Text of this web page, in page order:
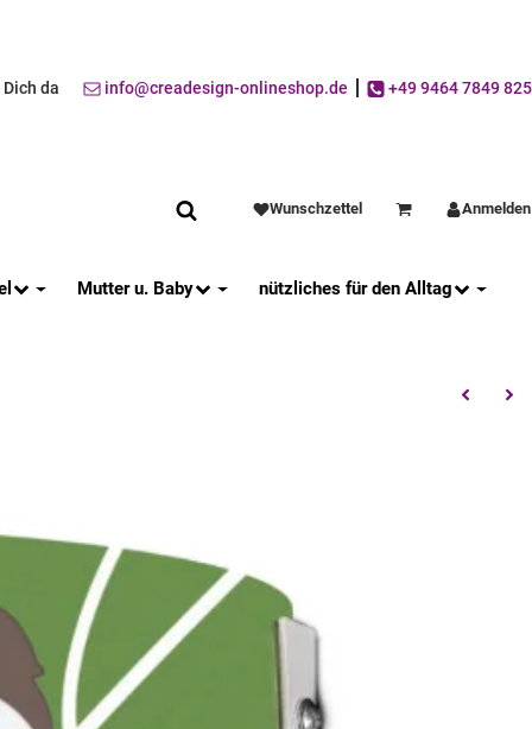
da info@creadesign-onlineshop.de +49 9464 7849 825
Wunschzettel WarenkorbAnmelden
Mutter u. Baby nützliches für den Alltag